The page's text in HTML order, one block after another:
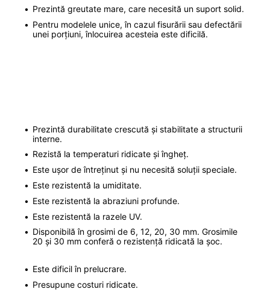
Prezintă greutate mare, care necesită un suport solid.
Pentru modelele unice, în cazul fisurării sau defectării
unei porțiuni, înlocuirea acesteia este dificilă.
Prezintă durabilitate crescută și stabilitate a structurii
interne.
Rezistă la temperaturi ridicate și îngheț.
Este ușor de întreținut și nu necesită soluții speciale.
Este rezistentă la umiditate.
Este rezistentă la abraziuni profunde.
Este rezistentă la razele UV.
Disponibilă în grosimi de 6, 12, 20, 30 mm. Grosimile
20 și 30 mm conferă o rezistență ridicată la șoc.
Este dificil în prelucrare.
Presupune costuri ridicate.